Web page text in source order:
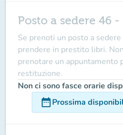
Posto a sedere 46 -
Se prenoti un posto a
prendere in prestito libri.
prenotare un appuntamento
restituzione.
Non ci sono fasce orarie
date_rangeProssima